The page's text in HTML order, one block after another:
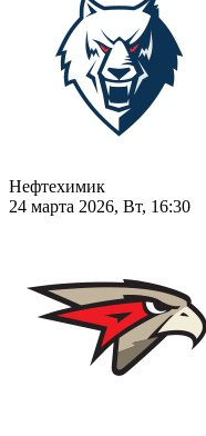
Нефтехимик
24 марта 2026, Вт, 16:30